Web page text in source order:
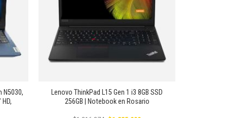
N5030,
Lenovo ThinkPad L15 Gen 1 i3 8GB SSD
256GB | Notebook en Rosario